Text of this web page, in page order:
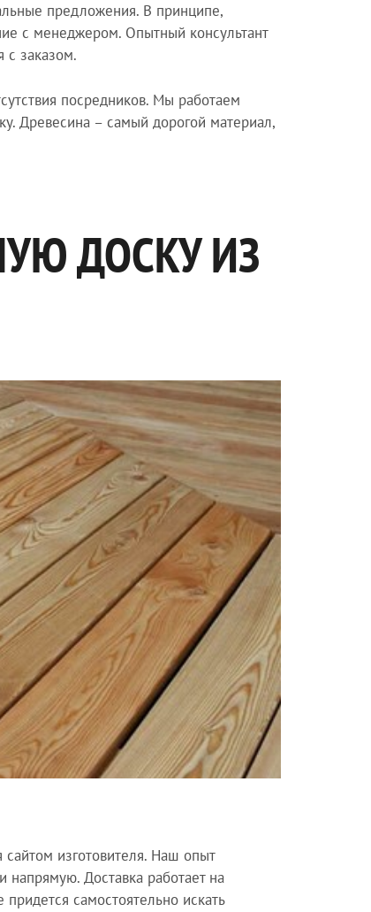
предложения. В принципе,
с менеджером. Опытный консультант
с заказом.
посредников. Мы работаем
Древесина – самый дорогой материал,
ДОСКУ ИЗ
изготовителя. Наш опыт
напрямую. Доставка работает на
самостоятельно искать